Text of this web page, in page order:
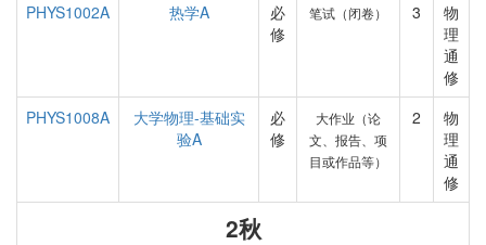
PHYS1002A
热学A
必
修
笔试（闭卷） 3
物
理
通
修
PHYS1008A
大学物理-基础实
验A
必
修
大作业（论
文、报告、项
目或作品等）
2
物
理
通
修
2秋